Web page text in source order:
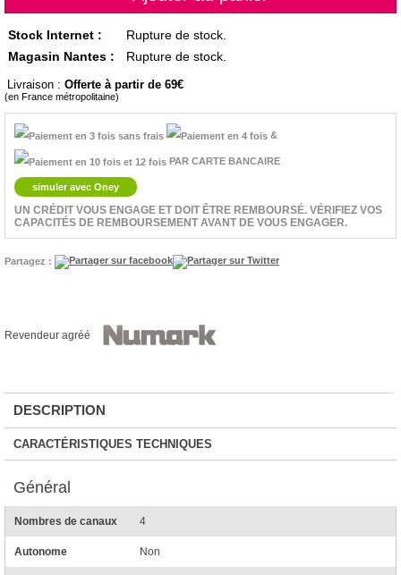
Stock Internet :
Rupture de stock.
Magasin Nantes :
Rupture de stock.
Livraison : Offerte à partir de 69
(en France métropolitaine)
&
PAR CARTE BANCAIRE
simuler avec Oney
UN CRÉDIT VOUS ENGAGE ET DOIT ÊTRE REMBOURSÉ. VÉRIFIEZ VOS
CAPACITÉS DE REMBOURSEMENT AVANT DE VOUS ENGAGER.
Partagez :
Revendeur agréé
DESCRIPTION
CARACTÉRISTIQUES TECHNIQUES
Général
Nombres de canaux 4
Autonome Non